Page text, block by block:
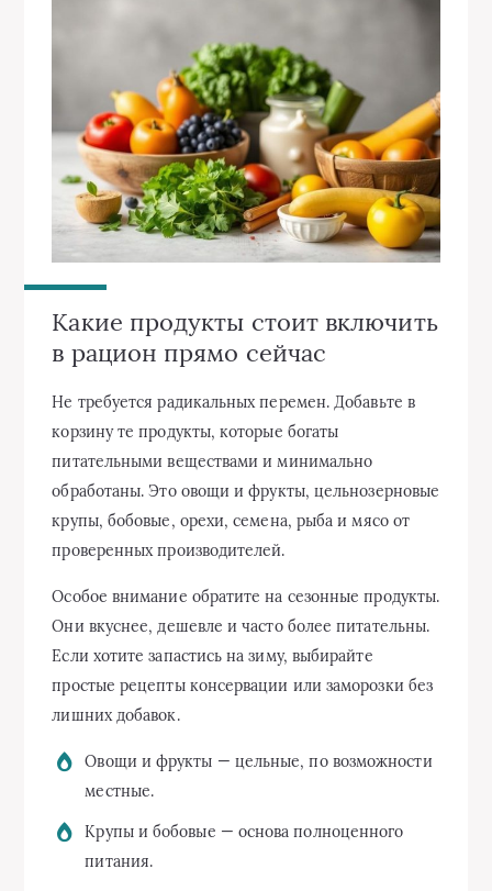
Какие продукты стоит включить
в рацион прямо сейчас
Не требуется радикальных перемен. Добавьте в
корзину те продукты, которые богаты
питательными веществами и минимально
обработаны. Это овощи и фрукты, цельнозерновые
крупы, бобовые, орехи, семена, рыба и мясо от
проверенных производителей.
Особое внимание обратите на сезонные продукты.
Они вкуснее, дешевле и часто более питательны.
Если хотите запастись на зиму, выбирайте
простые рецепты консервации или заморозки без
лишних добавок.
Овощи и фрукты — цельные, по возможности
местные.
Крупы и бобовые — основа полноценного
питания.